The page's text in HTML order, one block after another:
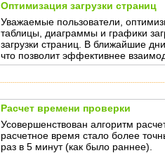
Оптимизация загрузки страниц
Уважаемые пользователи,
таблицы, диаграммы и графики
загрузки страниц. В ближайшие
что позволит эффективнее
Расчет времени проверки
Усовершенствован алгоритм
расчетное время стало более
раз в 5 минут (как было раннее).